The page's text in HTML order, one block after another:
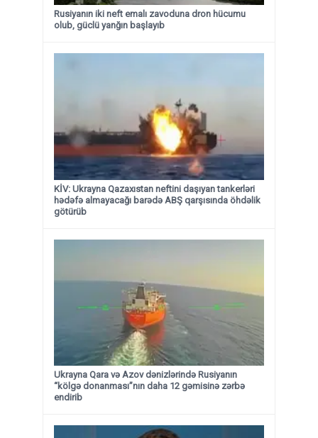
Rusiyanın iki neft emalı zavoduna dron hücumu
olub, güclü yanğın başlayıb
KİV: Ukrayna Qazaxıstan neftini daşıyan tankerləri
hədəfə almayacağı barədə ABŞ qarşısında öhdəlik
götürüb
Ukrayna Qara və Azov dənizlərində Rusiyanın
“kölgə donanması”nın daha 12 gəmisinə zərbə
endirib